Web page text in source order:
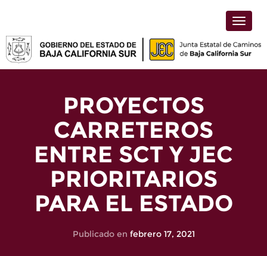
Toggle
PROYECTOS
CARRETEROS
ENTRE SCT Y JEC
PRIORITARIOS
PARA EL ESTADO
Publicado en febrero 17, 2021